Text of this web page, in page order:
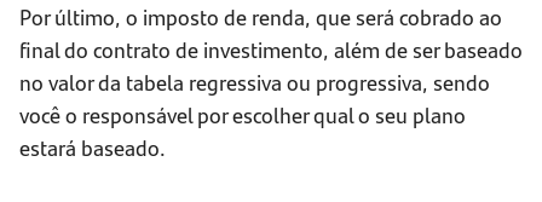
Por último, o imposto de renda, que será cobrado ao
final do contrato de investimento, além de ser baseado
no valor da tabela regressiva ou progressiva, sendo
você o responsável por escolher qual o seu plano
estará baseado.